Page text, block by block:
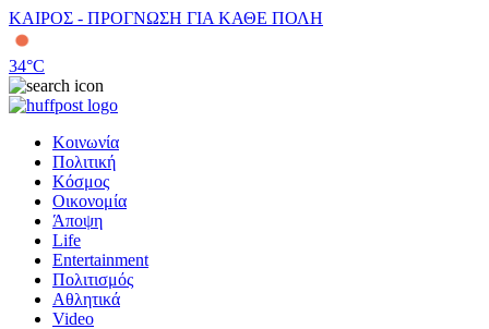
ΚΑΙΡΟΣ - ΠΡΟΓΝΩΣΗ ΓΙΑ ΚΑΘΕ ΠΟΛΗ
34°C
Κοινωνία
Πολιτική
Κόσμος
Οικονομία
Άποψη
Life
Entertainment
Πολιτισμός
Αθλητικά
Video